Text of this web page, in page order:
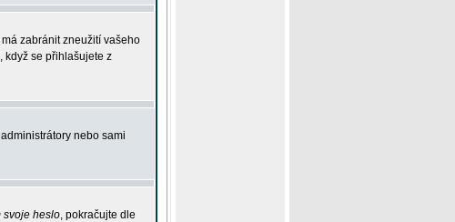
zabránit zneužití vašeho
když se přihlašujete z
nebo sami
svoje heslo, pokračujte dle